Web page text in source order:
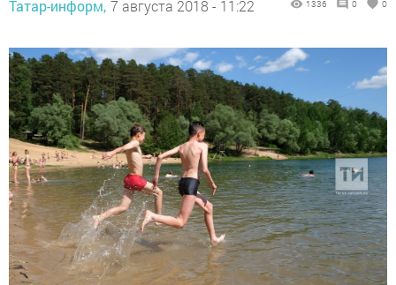
Татар-информ, 7 августа 2018 - 11:22 1336 0 0